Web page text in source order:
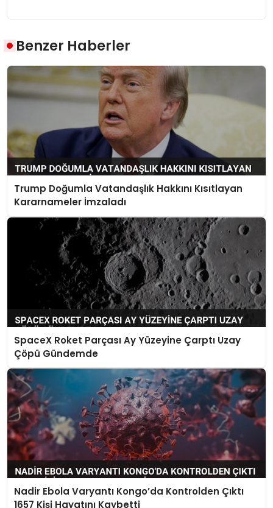
Benzer Haberler
Trump Doğumla Vatandaşlık Hakkını Kısıtlayan
Kararnameler İmzaladı
SpaceX Roket Parçası Ay Yüzeyine Çarptı Uzay
Çöpü Gündemde
Nadir Ebola Varyantı Kongo’da Kontrolden Çıktı
1657 Kişi Hayatını Kaybetti